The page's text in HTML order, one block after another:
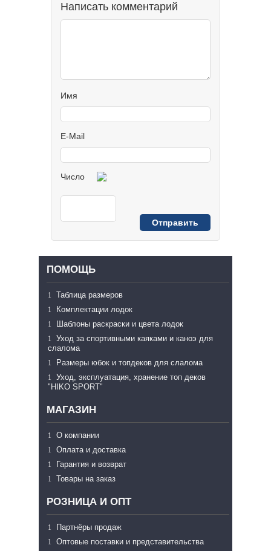
Написать комментарий
Имя
E-Mail
Число
ПОМОЩЬ
Таблица размеров
Комплектации лодок
Шаблоны раскраски и цвета лодок
Уход за спортивными каяками и каноэ для
слалома
Размеры юбок и топдеков для слалома
Уход, эксплуатация, хранение топ деков
"HIKO SPORT"
МАГАЗИН
О компании
Оплата и доставка
Гарантия и возврат
Товары на заказ
РОЗНИЦА И ОПТ
Партнёры продаж
Оптовые поставки и представительства